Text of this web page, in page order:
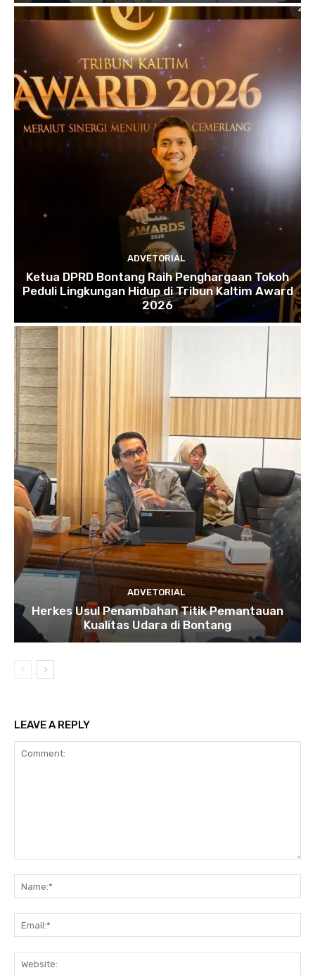
ADVETORIAL
Ketua DPRD Bontang Raih Penghargaan Tokoh
Peduli Lingkungan Hidup di Tribun Kaltim Award
2026
ADVETORIAL
Herkes Usul Penambahan Titik Pemantauan
Kualitas Udara di Bontang
LEAVE A REPLY